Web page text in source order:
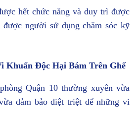
hết chức năng và duy trì được
được người sử dụng chăm sóc kỹ
Khuẩn Độc Hại Bám Trên Ghế
Quận 10 thường xuyên vừa
đảm bảo diệt triệt để những vi